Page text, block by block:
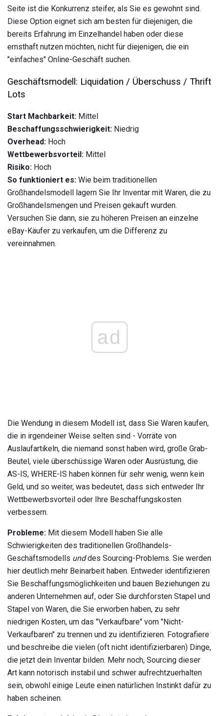
Seite ist die Konkurrenz steifer, als Sie es gewohnt sind.
Diese Option eignet sich am besten für diejenigen, die
bereits Erfahrung im Einzelhandel haben oder diese
ernsthaft nutzen möchten, nicht für diejenigen, die ein
"einfaches" Online-Geschäft suchen.
Geschäftsmodell: Liquidation / Überschuss / Thrift
Lots
Start Machbarkeit: Mittel
Beschaffungsschwierigkeit: Niedrig
Overhead: Hoch
Wettbewerbsvorteil: Mittel
Risiko: Hoch
So funktioniert es: Wie beim traditionellen
Großhandelsmodell lagern Sie Ihr Inventar mit Waren, die zu
Großhandelsmengen und Preisen gekauft wurden.
Versuchen Sie dann, sie zu höheren Preisen an einzelne
eBay-Käufer zu verkaufen, um die Differenz zu
vereinnahmen.
ad
Die Wendung in diesem Modell ist, dass Sie Waren kaufen,
die in irgendeiner Weise selten sind - Vorräte von
Auslaufartikeln, die niemand sonst haben wird, große Grab-
Beutel, viele überschüssige Waren oder Ausrüstung, die
AS-IS, WHERE-IS haben können für sehr wenig, wenn kein
Geld, und so weiter, was bedeutet, dass sich entweder Ihr
Wettbewerbsvorteil oder Ihre Beschaffungskosten
verbessern.
Probleme: Mit diesem Modell haben Sie alle
Schwierigkeiten des traditionellen Großhandels-
Geschäftsmodells unddes Sourcing-Problems. Sie werden
hier deutlich mehr Beinarbeit haben. Entweder identifizieren
Sie Beschaffungsmöglichkeiten und bauen Beziehungen zu
anderen Unternehmen auf, oder Sie durchforsten Stapel und
Stapel von Waren, die Sie erworben haben, zu sehr
niedrigen Kosten, um das "Verkaufbare" vom "Nicht-
Verkaufbaren" zu trennen und zu identifizieren. Fotografiere
und beschreibe die vielen (oft nicht identifizierbaren) Dinge,
die jetzt dein Inventar bilden. Mehr noch, Sourcing dieser
Art kann notorisch instabil und schwer aufrechtzuerhalten
sein, obwohl einige Leute einen natürlichen Instinkt dafür zu
haben scheinen.